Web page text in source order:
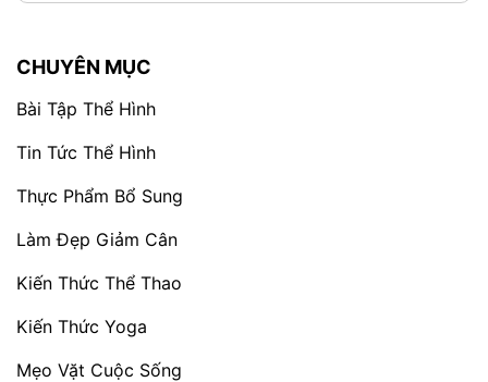
CHUYÊN MỤC
Bài Tập Thể Hình
Tin Tức Thể Hình
Thực Phẩm Bổ Sung
Làm Đẹp Giảm Cân
Kiến Thức Thể Thao
Kiến Thức Yoga
Mẹo Vặt Cuộc Sống